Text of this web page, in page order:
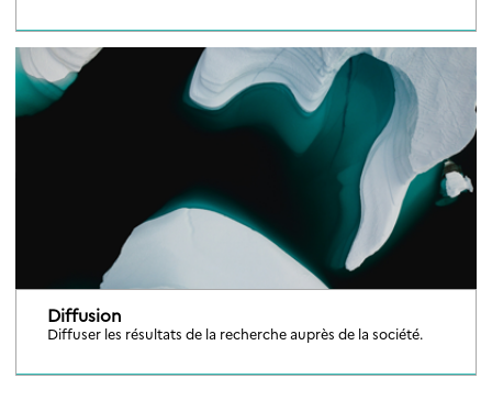
Diffusion
Diffuser les résultats de la recherche auprès de la société.